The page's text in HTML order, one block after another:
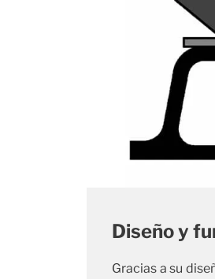
Diseño y
Gracias a su